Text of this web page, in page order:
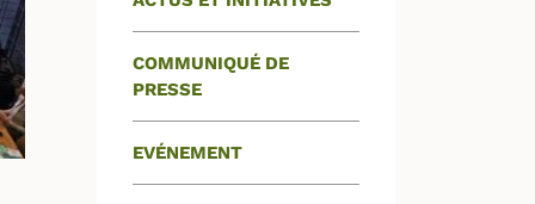
COMMUNIQUÉ DE
PRESSE
EVÉNEMENT